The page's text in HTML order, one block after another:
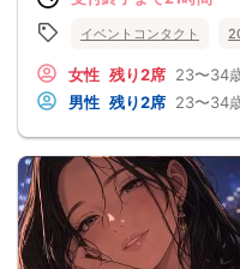
イベントコンタクト
女性 残り2席 23〜34
男性 残り2席 23〜34